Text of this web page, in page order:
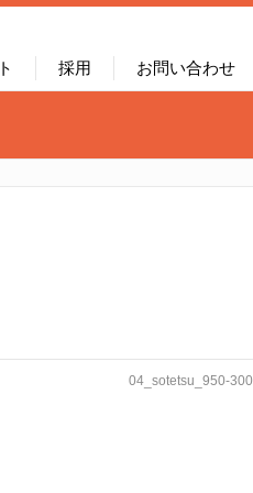
採用 お問い合わせ
04_sotetsu_950-300